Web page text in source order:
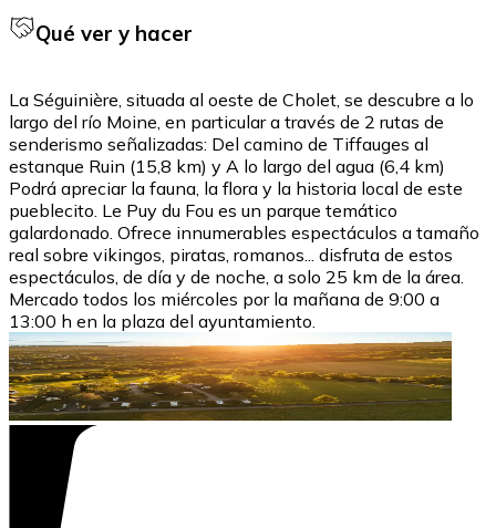
Qué ver y hacer
La Séguinière, situada al oeste de Cholet, se descubre a lo
largo del río Moine, en particular a través de 2 rutas de
senderismo señalizadas: Del camino de Tiffauges al
estanque Ruin (15,8 km) y A lo largo del agua (6,4 km)
Podrá apreciar la fauna, la flora y la historia local de este
pueblecito. Le Puy du Fou es un parque temático
galardonado. Ofrece innumerables espectáculos a tamaño
real sobre vikingos, piratas, romanos... disfruta de estos
espectáculos, de día y de noche, a solo 25 km de la área.
Mercado todos los miércoles por la mañana de 9:00 a
13:00 h en la plaza del ayuntamiento.